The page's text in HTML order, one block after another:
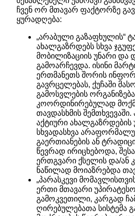
ჩვენ ორ მთავარ ფაქტორზე
ყურადღება:
„არაბული გაზაფხულის“
ახალგაზრდებს სხვა
მობილიზაციის უნარი და
გამოარჩევდა. ისინი
ერთმანეთს შორის
გავრცელებას, ქუჩაში
გამოსვლების
კოორდინირებულად
თავდასხმის
აქტიური
სხვადასხვა
გაერთიანების ან
წევრად ირიცხებოდა,
ერთგვარი ქსელის და/ან
ნაწილად მოიაზრებდა
„პარასკევი
ერთი მთავარი
გამოკვეთილი, კარგად
ღირებულებათა სისტემა